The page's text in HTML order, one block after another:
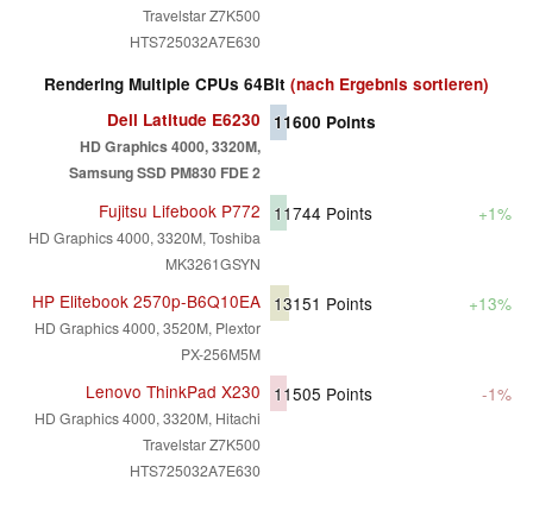
Travelstar Z7K500
HTS725032A7E630
Rendering Multiple CPUs 64Bit (nach Ergebnis sortieren)
Dell Latitude E6230
HD Graphics 4000, 3320M,
Samsung SSD PM830 FDE 2
11600 Points
Fujitsu Lifebook P772
HD Graphics 4000, 3320M, Toshiba
MK3261GSYN
11744 Points +1%
HP Elitebook 2570p-B6Q10EA
HD Graphics 4000, 3520M, Plextor
PX-256M5M
13151 Points +13%
Lenovo ThinkPad X230
HD Graphics 4000, 3320M, Hitachi
Travelstar Z7K500
HTS725032A7E630
11505 Points -1%